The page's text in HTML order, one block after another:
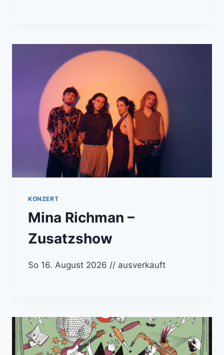
KONZERT
Mina Richman –
Zusatzshow
So 16. August 2026 // ausverkauft